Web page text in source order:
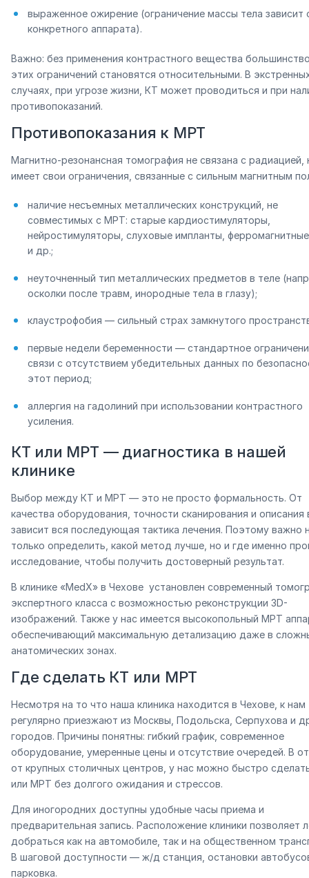
выраженное ожирение (ограничение массы тела зависит
конкретного аппарата).
Важно: без применения контрастного вещества
этих ограничений становятся относительными. В
случаях, при угрозе жизни, КТ может проводиться и при
противопоказаний.
Противопоказания к МРТ
Магнитно-резонансная томография не связана с радиацией,
имеет свои ограничения, связанные с сильным магнитным
наличие несъемных металлических конструкций, не
совместимых с МРТ: старые кардиостимуляторы,
нейростимуляторы, слуховые импланты,
и др.;
неуточненный тип металлических предметов в теле
осколки после травм, инородные тела в глазу);
клаустрофобия — сильный страх замкнутого
первые недели беременности — стандартное
связи с отсутствием убедительных данных по
этот период;
аллергия на гадолиний при использовании контрастного
усиления.
КТ или МРТ — диагностика в нашей
клинике
Выбор между КТ и МРТ — это не просто формальность. От
качества оборудования, точности сканирования и описания
зависит вся последующая тактика лечения. Поэтому важно
только определить, какой метод лучше, но и где именно
исследование, чтобы получить достоверный результат.
В клинике «MedX» в Чехове установлен современный
экспертного класса с возможностью реконструкции 3D-
изображений. Также у нас имеется высокопольный МРТ
обеспечивающий максимальную детализацию даже в
анатомических зонах.
Где сделать КТ или МРТ
Несмотря на то что наша клиника находится в Чехове, к нам
регулярно приезжают из Москвы, Подольска, Серпухова и
городов. Причины понятны: гибкий график, современное
оборудование, умеренные цены и отсутствие очередей. В
от крупных столичных центров, у нас можно быстро
или МРТ без долгого ожидания и стрессов.
Для иногородних доступны удобные часы приема и
предварительная запись. Расположение клиники позволяет
добраться как на автомобиле, так и на общественном
В шаговой доступности — ж/д станция, остановки
парковка.